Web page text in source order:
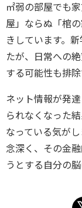
㎡弱の部屋でも
屋」ならぬ「棺
きしています。
たが、日常への
する可能性も排除
ネット情報が発
られなくなった
なっている気が
念深く、その金
うとする自分の